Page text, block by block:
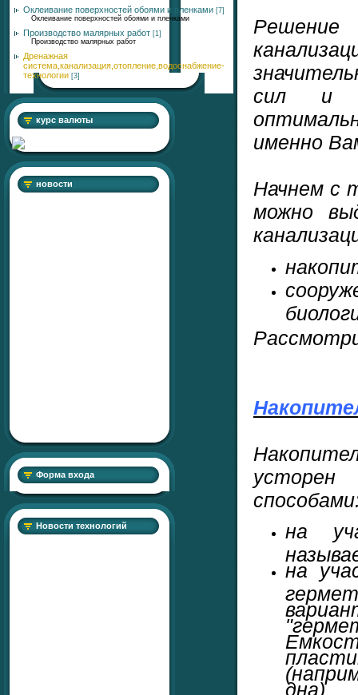
Оклеивание поверхностей обоями и пленками [7]
Оклеивание поверхностей обоями и пленками
Производство малярных работ [1]
Производство малярных работ
Дренажная
система,канализация,отопление,водоснабжение-
технологии [3]
курс валюты
новости
Форма входа
Новости технологий
сил и
именно
Начнем с
можно
на
на
дна)